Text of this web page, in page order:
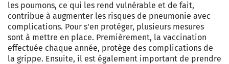
les poumons, ce qui les rend vulnérable et de fait,
contribue à augmenter les risques de pneumonie avec
complications. Pour s'en protéger, plusieurs mesures
sont à mettre en place. Premièrement, la vaccination
effectuée chaque année, protège des complications de
la grippe. Ensuite, il est également important de prendre